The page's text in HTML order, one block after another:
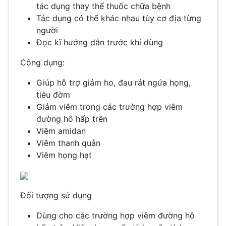
tác dụng thay thế thuốc chữa bệnh
Tác dụng có thể khác nhau tùy cơ địa từng
người
Đọc kĩ hướng dẫn trước khi dùng
Công dụng:
Giúp hỗ trợ giảm ho, đau rát ngứa họng,
tiêu đờm
Giảm viêm trong các trường hợp viêm
đường hô hấp trên
Viêm amidan
Viêm thanh quản
Viêm họng hạt
Đối tượng sử dụng
Dùng cho các trường hợp viêm đường hô